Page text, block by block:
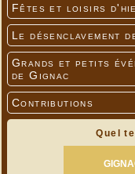
Fêtes et loisirs
Le désenclavement
Grands et petits
de Gignac
Contributions
Quel